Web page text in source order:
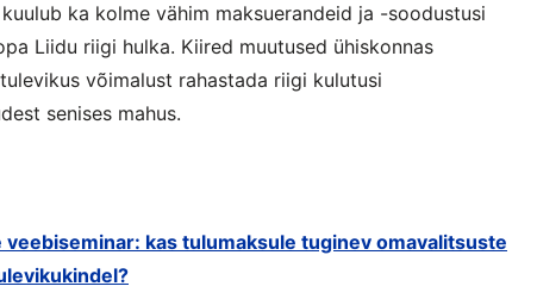
kuulub ka kolme vähim maksuerandeid ja -soodustusi
Liidu riigi hulka. Kiired muutused ühiskonnas
võimalust rahastada riigi kulutusi
senises mahus.
kas tulumaksule tuginev omavalitsuste